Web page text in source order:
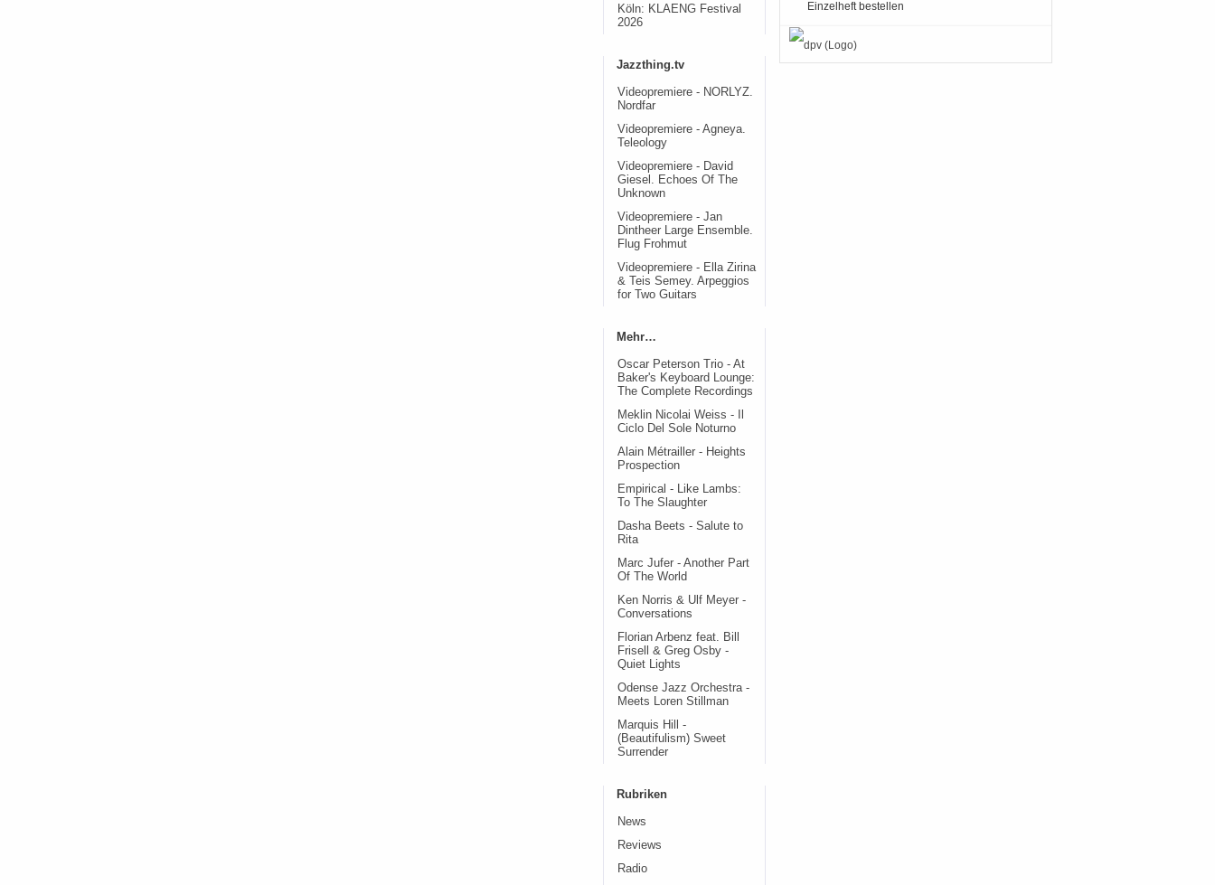
Köln: KLAENG Festival
2026
Jazzthing.tv
Videopremiere - NORLYZ.
Nordfar
Videopremiere - Agneya.
Teleology
Videopremiere - David
Giesel. Echoes Of The
Unknown
Videopremiere - Jan
Dintheer Large Ensemble.
Flug Frohmut
Videopremiere - Ella Zirina
& Teis Semey. Arpeggios
for Two Guitars
Mehr…
Oscar Peterson Trio - At
Baker's Keyboard Lounge:
The Complete Recordings
Meklin Nicolai Weiss - Il
Ciclo Del Sole Noturno
Alain Métrailler - Heights
Prospection
Empirical - Like Lambs:
To The Slaughter
Dasha Beets - Salute to
Rita
Marc Jufer - Another Part
Of The World
Ken Norris & Ulf Meyer -
Conversations
Florian Arbenz feat. Bill
Frisell & Greg Osby -
Quiet Lights
Odense Jazz Orchestra -
Meets Loren Stillman
Marquis Hill -
(Beautifulism) Sweet
Surrender
Rubriken
News
Reviews
Radio
Einzelheft bestellen